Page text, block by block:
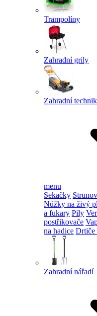
Trampolíny
Zahradní grily
Zahradní
menu
Sekačky
Nůžky na živý
a fukary Pily
postřikovače
na hadice Drtiče
Zahradní nářadí